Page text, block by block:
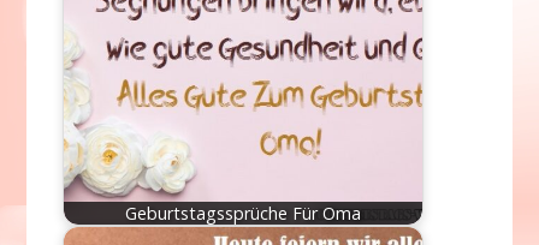
Geburtstagssprüche Für Oma